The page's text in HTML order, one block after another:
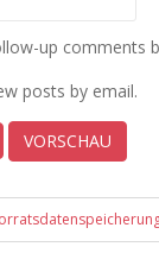
up comments
posts by email.